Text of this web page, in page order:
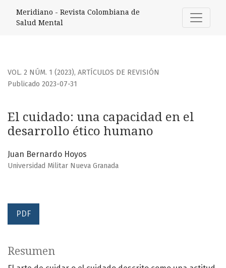
El cuidado: una capacidad en el desarrollo ético humano
Meridiano - Revista Colombiana de
Salud Mental
VOL. 2 NÚM. 1 (2023), ARTÍCULOS DE REVISIÓN
El cuidado: una capacidad en el
desarrollo ético humano
Publicado 2023-07-31
Juan Bernardo Hoyos
Universidad Militar Nueva Granada
PDF
Resumen